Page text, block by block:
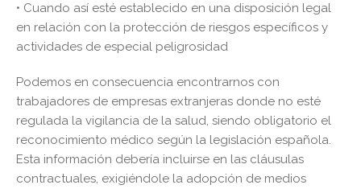
• Cuando así esté establecido en una disposición legal
en relación con la protección de riesgos específicos y
actividades de especial peligrosidad
Podemos en consecuencia encontrarnos con
trabajadores de empresas extranjeras donde no esté
regulada la vigilancia de la salud, siendo obligatorio el
reconocimiento médico según la legislación española.
Esta información debería incluirse en las cláusulas
contractuales, exigiéndole la adopción de medios